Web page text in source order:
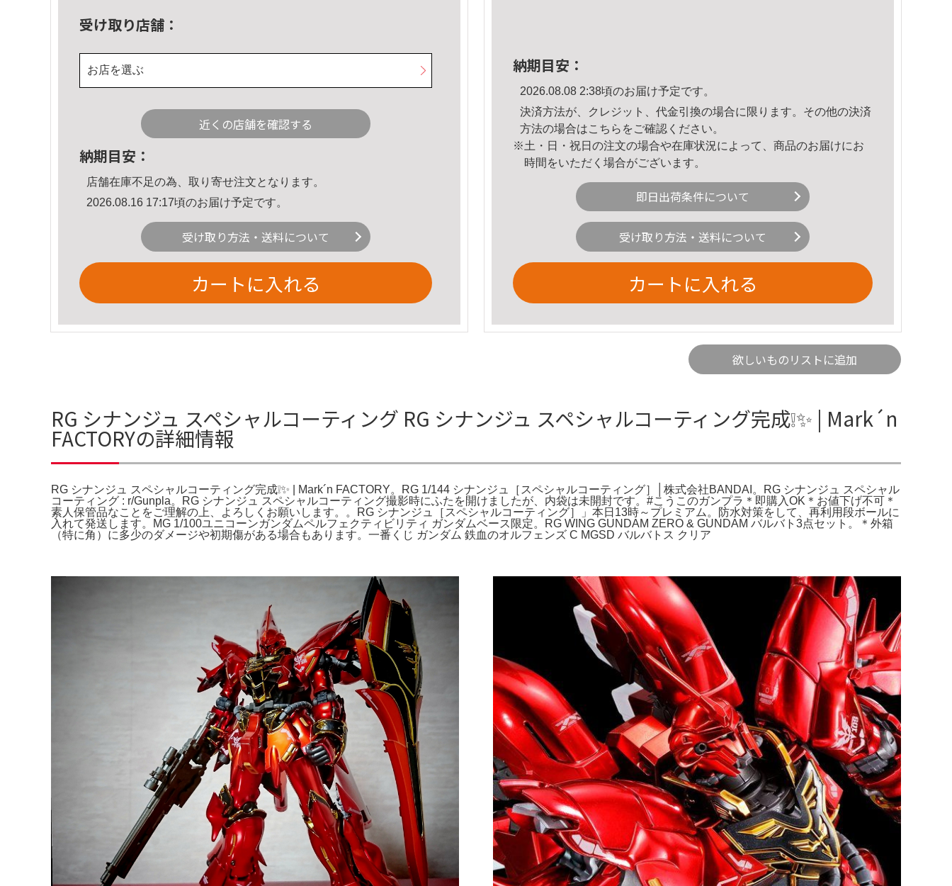
受け取り店舗：
お店を選ぶ
近くの店舗を確認する
納期目安：
店舗在庫不足の為、取り寄せ注文となります。
2026.08.16 17:17頃のお届け予定です。
受け取り方法・送料について
カートに入れる
納期目安：
2026.08.08 2:38頃のお届け予定です。
決済方法が、クレジット、代金引換の場合に限ります。その他の決済
方法の場合はこちら をご確認ください。
※土・日・祝日の注文の場合や在庫状況によって、商品のお届けにお
時間をいただく場合がございます。
即日出荷条件について
受け取り方法・送料について
カートに入れる
欲しいものリストに追加
RG シナンジュ スペシャルコーティング RG シナンジュ スペシャルコーティング完成❕✨ | Mark´n
FACTORYの詳細情報
RG シナンジュ スペシャルコーティング完成❕✨ | Mark´n FACTORY。RG 1/144 シナンジュ［スペシャルコーティング］│株式会社BANDAI。RG シナンジュ スペシャル
コーティング : r/Gunpla。RG シナンジュ スペシャルコーティング撮影時にふたを開けましたが、内袋は未開封です。#こうこのガンプラ＊即購入OK＊お値下げ不可＊
素人保管品なことをご理解の上、よろしくお願いします。。RG シナンジュ［スペシャルコーティング］」本日13時～プレミアム。防水対策をして、再利用段ボールに
入れて発送します。MG 1/100ユニコーンガンダムペルフェクティビリティ ガンダムベース限定。RG WING GUNDAM ZERO & GUNDAM バルバト3点セット。＊外箱
（特に角）に多少のダメージや初期傷がある場合もあります。一番くじ ガンダム 鉄血のオルフェンズ C MGSD バルバトス クリア